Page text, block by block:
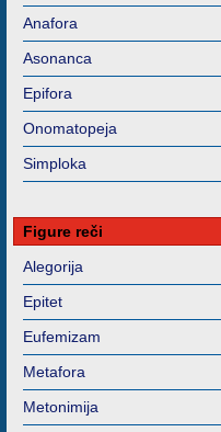
Anafora
Asonanca
Epifora
Onomatopeja
Simploka
Figure reči
Alegorija
Epitet
Eufemizam
Metafora
Metonimija